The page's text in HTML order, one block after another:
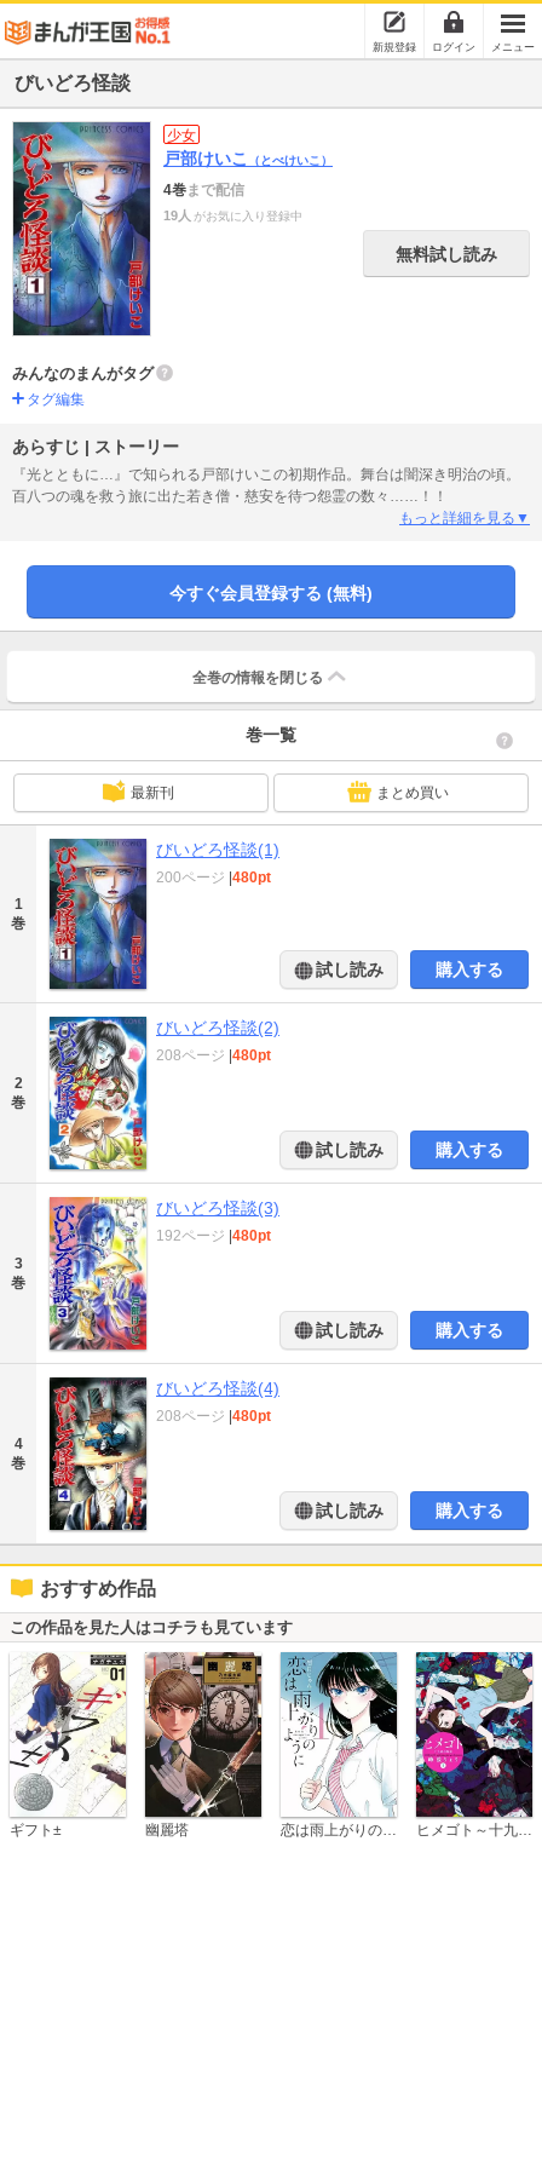
新規登録 ログイン メニュー
びいどろ怪談
少女
戸部けいこ （とべけいこ）
4巻まで配信
19人 がお気に入り登録中
無料試し読み
みんなのまんがタグ
タグ編集
あらすじ | ストーリー
『光とともに…』で知られる戸部けいこの初期作品。舞台は闇深き明治の頃。
百八つの魂を救う旅に出た若き僧・慈安を待つ怨霊の数々……！！
もっと詳細を見る▼
今すぐ会員登録する (無料)
全巻の情報を 閉じる
巻一覧
最新刊 まとめ買い
1
巻
びいどろ怪談(1)
200ページ |480pt
試し読み 購入する
2
巻
びいどろ怪談(2)
208ページ |480pt
試し読み 購入する
3
巻
びいどろ怪談(3)
192ページ |480pt
試し読み 購入する
4
巻
びいどろ怪談(4)
208ページ |480pt
試し読み 購入する
おすすめ作品
この作品を見た人はコチラも見ています
ギフト± 幽麗塔 ヒメゴト～十九歳の制服～